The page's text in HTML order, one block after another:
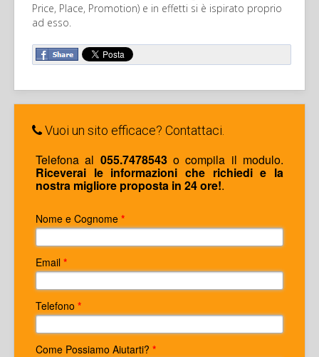
Price, Place, Promotion) e in effetti si è ispirato proprio
ad esso.
Vuoi un sito efficace? Contattaci.
Telefona al 055.7478543o compila il modulo.
Riceverai le informazioni che richiedi e la
nostra migliore proposta in 24 ore!.
Nome e Cognome *
Email *
Telefono *
Come Possiamo Aiutarti? *